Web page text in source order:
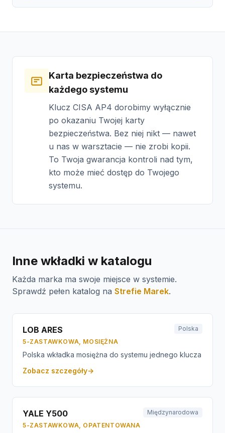
Karta bezpieczeństwa do
każdego systemu
Klucz CISA AP4 dorobimy wyłącznie
po okazaniu Twojej karty
bezpieczeństwa. Bez niej nikt — nawet
u nas w warsztacie — nie zrobi kopii.
To Twoja gwarancja kontroli nad tym,
kto może mieć dostęp do Twojego
systemu.
Inne wkładki w katalogu
Każda marka ma swoje miejsce w systemie.
Sprawdź pełen katalog na Strefie Marek.
LOB ARES
Polska
5-ZASTAWKOWA, MOSIĘŻNA
Polska wkładka mosiężna do systemu jednego klucza
Zobacz szczegóły→
YALE Y500
Międzynarodowa
5-ZASTAWKOWA, OPATENTOWANA